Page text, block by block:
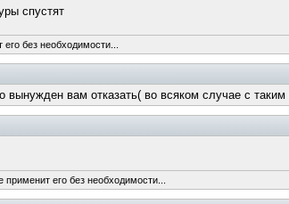
спустят
без необходимости...
вам отказать( во всяком случае с
его без необходимости...